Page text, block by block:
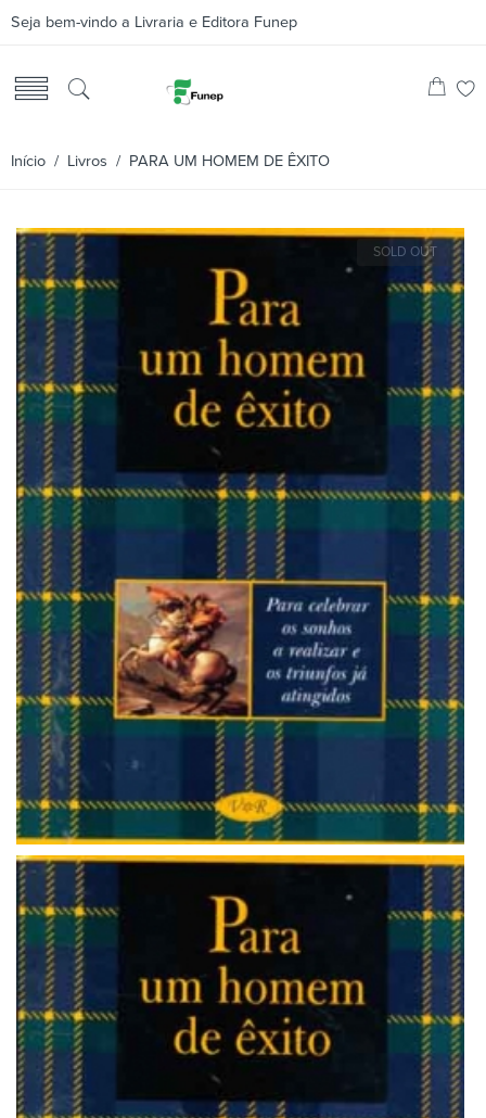
Seja bem-vindo a Livraria e Editora Funep
Início / Livros / PARA UM HOMEM DE ÊXITO
SOLD OUT